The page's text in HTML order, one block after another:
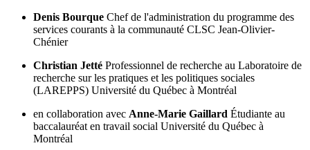
Denis Bourque Chef de l'administration du programme des
services courants à la communauté CLSC Jean-Olivier-
Chénier
Christian Jetté Professionnel de recherche au Laboratoire de
recherche sur les pratiques et les politiques sociales
(LAREPPS) Université du Québec à Montréal
en collaboration avec Anne-Marie Gaillard Étudiante au
baccalauréat en travail social Université du Québec à
Montréal